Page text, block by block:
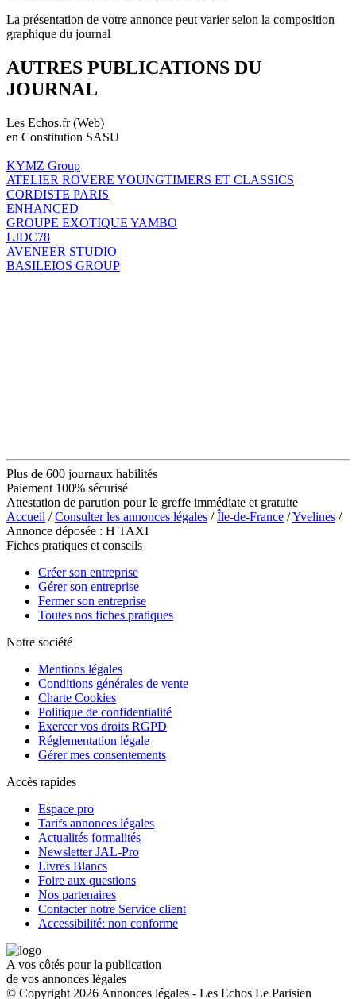
La présentation de votre annonce peut varier selon la composition
graphique du journal
AUTRES PUBLICATIONS DU
JOURNAL
Les Echos.fr (Web)
en Constitution SASU
KYMZ Group
ATELIER ROVERE YOUNGTIMERS ET CLASSICS
CORDISTE PARIS
ENHANCED
GROUPE EXOTIQUE YAMBO
LJDC78
AVENEER STUDIO
BASILEIOS GROUP
Plus de 600 journaux habilités
Paiement 100% sécurisé
Attestation de parution pour le greffe immédiate et gratuite
Accueil /Consulter les annonces légales /Île-de-France /Yvelines /
Annonce déposée : H TAXI
Fiches pratiques et conseils
Créer son entreprise
Gérer son entreprise
Fermer son entreprise
Toutes nos fiches pratiques
Notre société
Mentions légales
Conditions générales de vente
Charte Cookies
Politique de confidentialité
Exercer vos droits RGPD
Réglementation légale
Gérer mes consentements
Accès rapides
Espace pro
Tarifs annonces légales
Actualités formalités
Newsletter JAL-Pro
Livres Blancs
Foire aux questions
Nos partenaires
Contacter notre Service client
Accessibilité: non conforme
A vos côtés pour la publication
de vos annonces légales
© Copyright 2026 Annonces légales - Les Echos Le Parisien